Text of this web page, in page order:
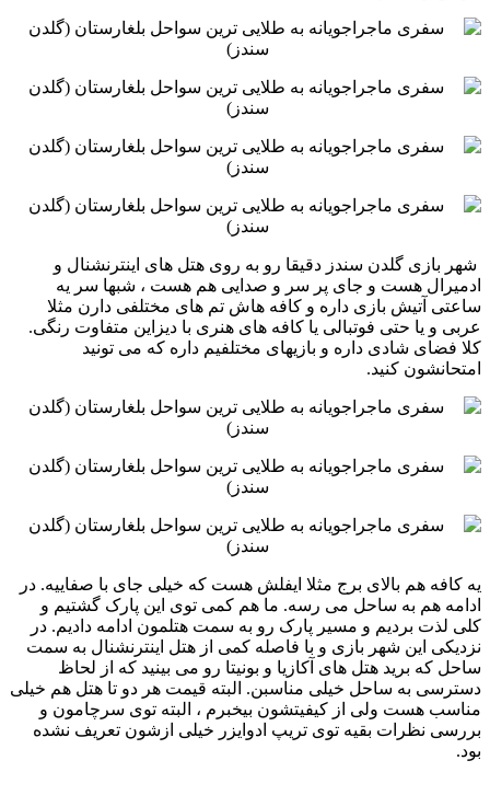
‏‏‏ شهر بازی گلدن سندز دقیقا رو به روی هتل های اینترنشنال و
ادمیرال هست و جای پر سر و صدایی هم هست ، شبها سر ‏یه
ساعتی آتیش بازی داره و کافه هاش تم های مختلفی دارن مثلا
عربی و یا حتی فوتبالی یا کافه های هنری با دیزاین ‏متفاوت رنگی.
کلا فضای شادی داره و بازیهای مختلفیم داره که می تونید
امتحانشون کنید. ‏ ‏
‏یه کافه هم بالای برج مثلا ایفلش هست که خیلی جای با صفاییه. در
ادامه هم به ساحل می رسه. ما هم کمی توی این پارک ‏گشتیم و
کلی لذت بردیم و مسیر پارک رو به سمت هتلمون ادامه دادیم. در
نزدیکی این شهر بازی و با فاصله کمی از هتل ‏اینترنشنال به سمت
ساحل که برید هتل های آکازیا و بونیتا رو می بینید که از لحاظ
دسترسی به ساحل خیلی مناسبن. البته ‏قیمت هر دو تا هتل هم خیلی
مناسب هست ولی از کیفیتشون بیخبرم ، البته توی سرچامون و
بررسی نظرات بقیه توی تریپ ‏ادوایزر خیلی ازشون تعریف نشده
بود. ‏